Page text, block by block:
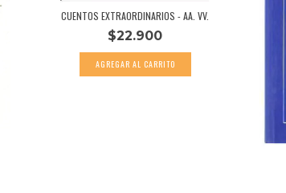
CUENTOS EXTRAORDINARIOS - AA. VV.
$22.900